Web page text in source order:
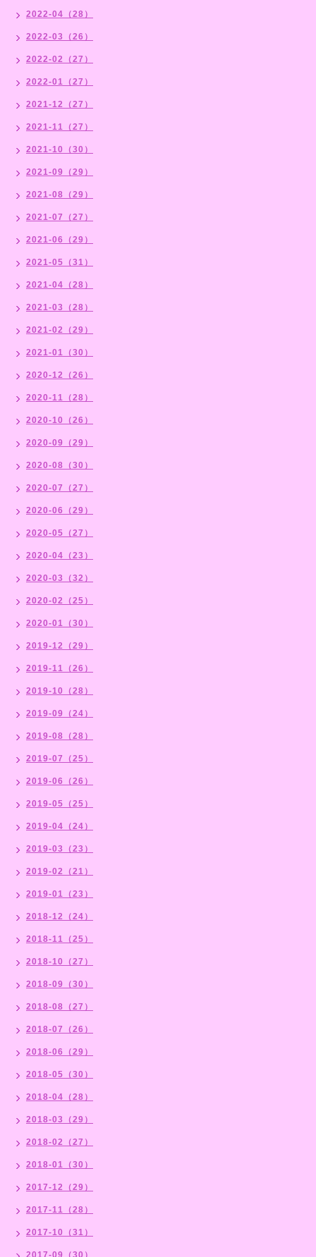
2022-04（28）
2022-03（26）
2022-02（27）
2022-01（27）
2021-12（27）
2021-11（27）
2021-10（30）
2021-09（29）
2021-08（29）
2021-07（27）
2021-06（29）
2021-05（31）
2021-04（28）
2021-03（28）
2021-02（29）
2021-01（30）
2020-12（26）
2020-11（28）
2020-10（26）
2020-09（29）
2020-08（30）
2020-07（27）
2020-06（29）
2020-05（27）
2020-04（23）
2020-03（32）
2020-02（25）
2020-01（30）
2019-12（29）
2019-11（26）
2019-10（28）
2019-09（24）
2019-08（28）
2019-07（25）
2019-06（26）
2019-05（25）
2019-04（24）
2019-03（23）
2019-02（21）
2019-01（23）
2018-12（24）
2018-11（25）
2018-10（27）
2018-09（30）
2018-08（27）
2018-07（26）
2018-06（29）
2018-05（30）
2018-04（28）
2018-03（29）
2018-02（27）
2018-01（30）
2017-12（29）
2017-11（28）
2017-10（31）
2017-09（30）